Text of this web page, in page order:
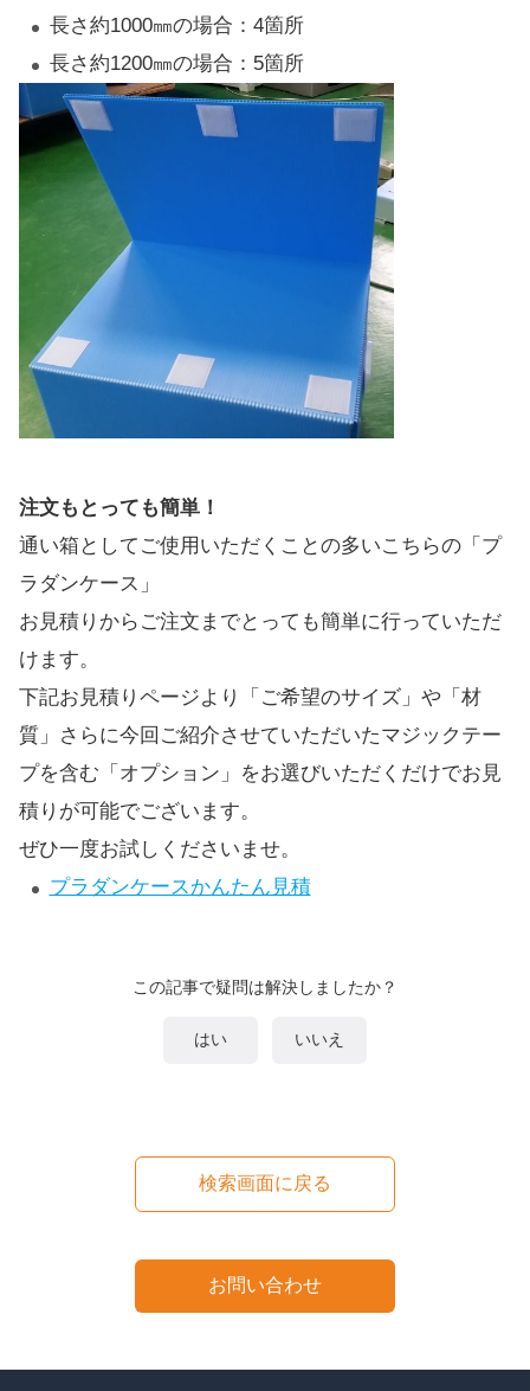
長さ約1000㎜の場合：4箇所
長さ約1200㎜の場合：5箇所
注文もとっても簡単！
通い箱としてご使用いただくことの多いこちらの「プ
ラダンケース」
お見積りからご注文までとっても簡単に行っていただ
けます。
下記お見積りページより「ご希望のサイズ」や「材
質」さらに今回ご紹介させていただいたマジックテー
プを含む「オプション」をお選びいただくだけでお見
積りが可能でございます。
ぜひ一度お試しくださいませ。
プラダンケースかんたん見積
この記事で疑問は解決しましたか？
はい いいえ
検索画面に戻る
お問い合わせ